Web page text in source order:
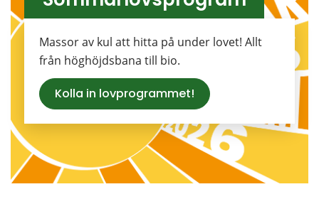
Massor av kul att hitta på under lovet! Allt
från höghöjdsbana till bio.
Kolla in lovprogrammet!